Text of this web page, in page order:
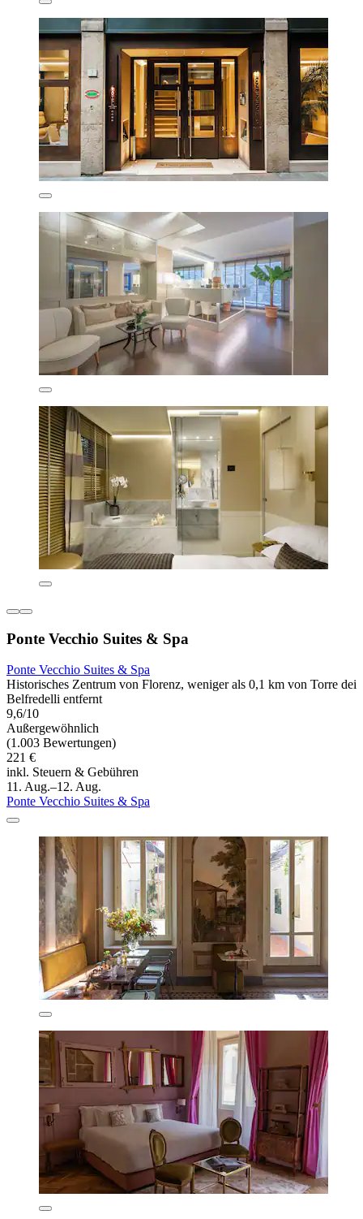
Ponte Vecchio Suites & Spa
Ponte Vecchio Suites & Spa
Historisches Zentrum von Florenz, weniger als 0,1 km von Torre dei
Belfredelli entfernt
9,6/10
Außergewöhnlich
(1.003 Bewertungen)
221 €
inkl. Steuern & Gebühren
11. Aug.–12. Aug.
Ponte Vecchio Suites & Spa